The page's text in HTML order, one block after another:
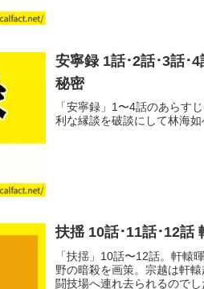
安寧録 1話･2話･3話･
秘密
「安寧録」1〜4話のあらす
利な縁談を破談にして林海
扶揺 10話･11話･12話
「扶揺」10話〜12話。軒轅
野の暗殺を画策。宗越は軒
闘技場へ連れ去られるのでし